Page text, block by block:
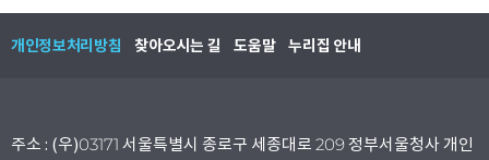
개인정보처리방침 찾아오시는 길 도움말 누리집 안내
주소 : (우)03171 서울특별시 종로구 세종대로 209 정부서울청사 개인